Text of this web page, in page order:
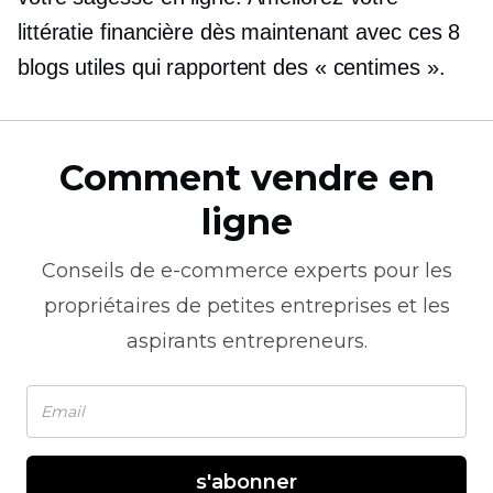
littératie financière dès maintenant avec ces 8
blogs utiles qui rapportent des « centimes ».
Comment vendre en
ligne
Conseils de e-commerce experts pour les
propriétaires de petites entreprises et les
aspirants entrepreneurs.
s'abonner